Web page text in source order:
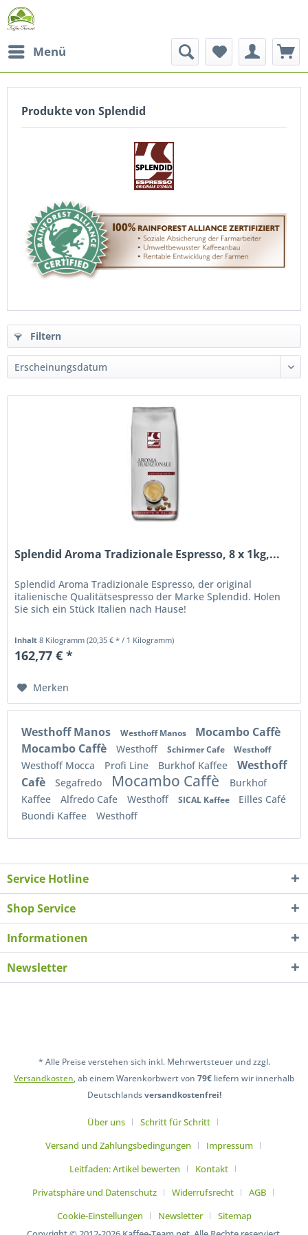
Menü
Produkte von Splendid
Filtern
Splendid Aroma Tradizionale Espresso, 8 x 1kg,...
Splendid Aroma Tradizionale Espresso, der original
italienische Qualitätsespresso der Marke Splendid. Holen
Sie sich ein Stück Italien nach Hause!
Inhalt8 Kilogramm(20,35 € * / 1 Kilogramm)
162,77 € *
Merken
Westhoff Manos Westhoff Manos
Mocambo Caffè
Mocambo Caffè
Westhoff Schirmer Cafe Westhoff
Westhoff Mocca Profi Line Burkhof Kaffee
Westhoff
Cafè
Segafredo Mocambo Caffè
Burkhof
Kaffee
Alfredo Cafe Westhoff SICAL Kaffee
Eilles Café
Buondi Kaffee
Westhoff
Service Hotline
Shop Service
Informationen
Newsletter
* Alle Preise verstehen sich inkl. Mehrwertsteuer und zzgl.
Versandkosten, ab einem Warenkorbwert von 79€ liefern wir innerhalb
Deutschlandsversandkostenfrei!
Über uns
Schritt für Schritt
Versand und Zahlungsbedingungen
Impressum
Leitfaden: Artikel bewerten
Kontakt
Privatsphäre und Datenschutz
Widerrufsrecht
AGB
Cookie-Einstellungen
Newsletter
Sitemap